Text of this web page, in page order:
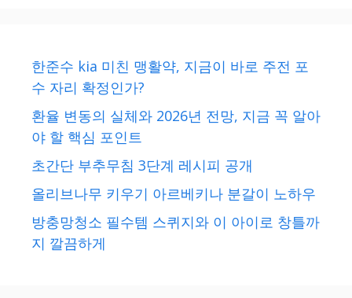
한준수 kia 미친 맹활약, 지금이 바로 주전 포
수 자리 확정인가?
환율 변동의 실체와 2026년 전망, 지금 꼭 알아
야 할 핵심 포인트
초간단 부추무침 3단계 레시피 공개
올리브나무 키우기 아르베키나 분갈이 노하우
방충망청소 필수템 스퀴지와 이 아이로 창틀까
지 깔끔하게